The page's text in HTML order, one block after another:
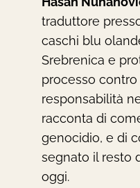
traduttore
caschi blu
Srebrenica e
processo contro
responsabilità
racconta di
genocidio, e di
segnato il resto
oggi.